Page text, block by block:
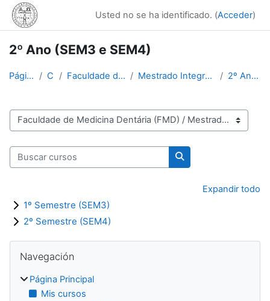
Salta al contenido principal
Usted no se ha identificado. (Acceder)
2º Ano (SEM3 e SEM4)
Página Principal Cursos Faculdade de Medicina Dentária (FMD) Mestrado Integrado em Medicina Dentária (MIMD) 2º Ano (SEM3 e SEM4)
Categorías
Buscar cursos
Buscar cursos
Expandir todo
1º Semestre (SEM3)
2º Semestre (SEM4)
Bloques
Navegación
Página Principal
Mis cursos